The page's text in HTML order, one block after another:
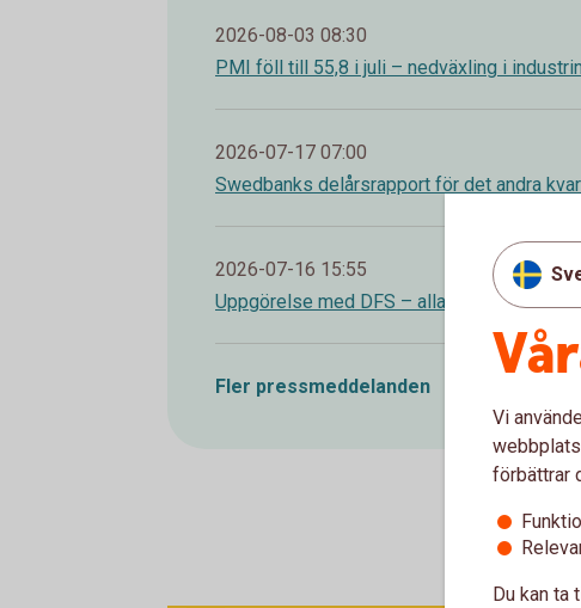
2026-08-03 08:30
PMI föll till 55,8 i juli – nedväxling i
2026-07-17 07:00
Swedbanks delårsrapport för det andra
2026-07-16 15:55
Uppgörelse med DFS – alla utredningar av
Fler pressmeddelanden
Vi
förbättrar
Du kan ta